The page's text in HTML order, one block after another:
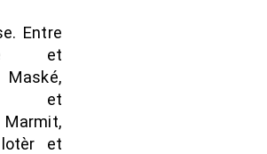
Entre
et
et
et